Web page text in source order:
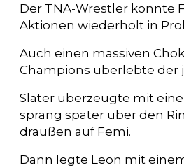
Der TNA-Wrestler konnte
Aktionen wiederholt in
Auch einen massiven
Champions überlebte der
Slater überzeugte mit
sprang später über den
draußen auf Femi.
Dann legte Leon mit